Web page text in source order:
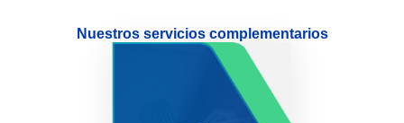
Nuestros servicios complementarios